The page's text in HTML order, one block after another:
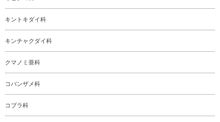
キントキダイ科
キンチャクダイ科
クマノミ亜科
コバンザメ科
コブラ科